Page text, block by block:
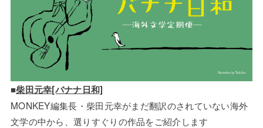
■柴田元幸[バナナ日和]
MONKEY編集長・柴田元幸がまだ翻訳のされていない海外
文学の中から、選りすぐりの作品をご紹介します